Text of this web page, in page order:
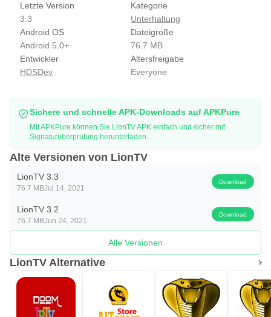
Letzte Version
3.3
Kategorie
Unterhaltung
Android OS
Android 5.0+
Dateigröße
76.7 MB
Entwickler
HDSDev
Altersfreigabe
Everyone
Sichere und schnelle APK-Downloads auf APKPure
Mit APKPure können Sie LionTV APK einfach und sicher mit
Signaturüberprüfung herunterladen.
Alte Versionen von LionTV
LionTV 3.3
76.7 MBJul 14, 2021
Download
LionTV 3.2
76.7 MBJun 24, 2021
Download
Alle Versionen
LionTV Alternative